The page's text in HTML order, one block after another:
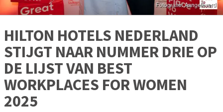
HILTON HOTELS NEDERLAND
STIJGT NAAR NUMMER DRIE OP
DE LIJST VAN BEST
WORKPLACES FOR WOMEN
2025